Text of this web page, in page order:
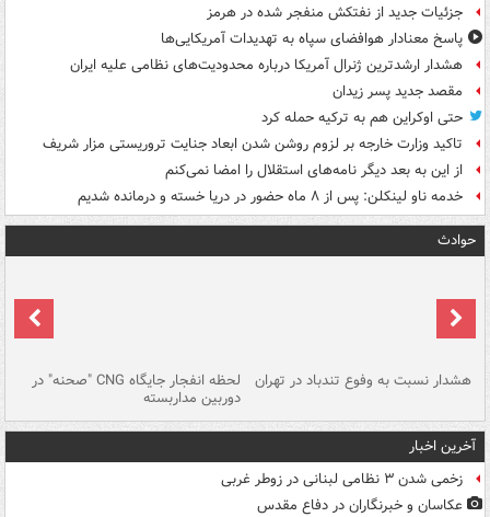
جزئیات جدید از نفتکش منفجر شده در هرمز
پاسخ معنادار هوافضای سپاه به تهدیدات آمریکایی‌ها
هشدار ارشدترین ژنرال آمریکا درباره محدودیت‌های نظامی علیه ایران
مقصد جدید پسر زیدان
حتی اوکراین هم به ترکیه حمله کرد
تاکید وزارت خارجه بر لزوم روشن شدن ابعاد جنایت تروریستی مزار شریف
از این به بعد دیگر نامه‌های استقلال را امضا نمی‌کنم
خدمه ناو لینکلن: پس از ۸ ماه حضور در دریا خسته و درمانده‌ شدیم
حوادث
هشدار نسبت به وفوع تندباد در تهران لحظه انفجار جایگاه CNG "صحنه" در
دوربین مداربسته
آخرین اخبار
زخمی شدن ۳ نظامی لبنانی در زوطر غربی
عکاسان و خبرنگاران در دفاع مقدس